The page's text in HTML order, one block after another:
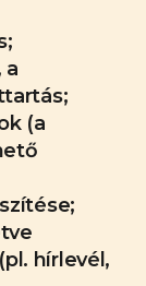
a
(a
hírlevél,